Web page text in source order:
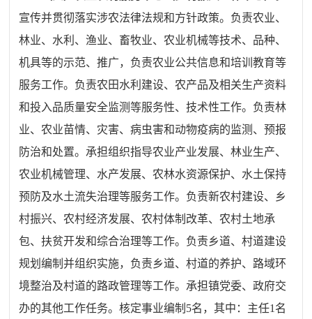
宣传并贯彻落实涉农法律法规和方针政策。负责农业、
林业、水利、渔业、畜牧业、农业机械等技术、品种、
机具等的示范、推广，负责农业公共信息和培训教育等
服务工作。负责农田水利建设、农产品及相关生产资料
和投入品质量安全监测等服务性、技术性工作。负责林
业、农业苗情、灾害、病虫害和动物疫病的监测、预报
防治和处置。承担组织指导农业产业发展、林业生产、
农业机械管理、水产发展、农林水资源保护、水土保持
预防及水土流失治理等服务工作。负责新农村建设、乡
村振兴、农村经济发展、农村体制改革、农村土地承
包、扶贫开发和综合治理等工作。负责乡道、村道建设
规划编制并组织实施，负责乡道、村道的养护、路域环
境整治及村道的路政管理等工作。承担镇党委、政府交
办的其他工作任务。核定事业编制 5名，其中：主任1 名